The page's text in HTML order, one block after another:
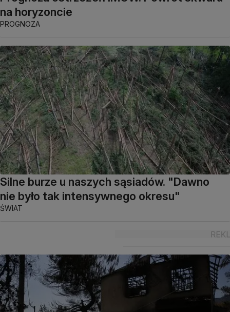
na horyzoncie
PROGNOZA
Silne burze u naszych sąsiadów. "Dawno
nie było tak intensywnego okresu"
ŚWIAT